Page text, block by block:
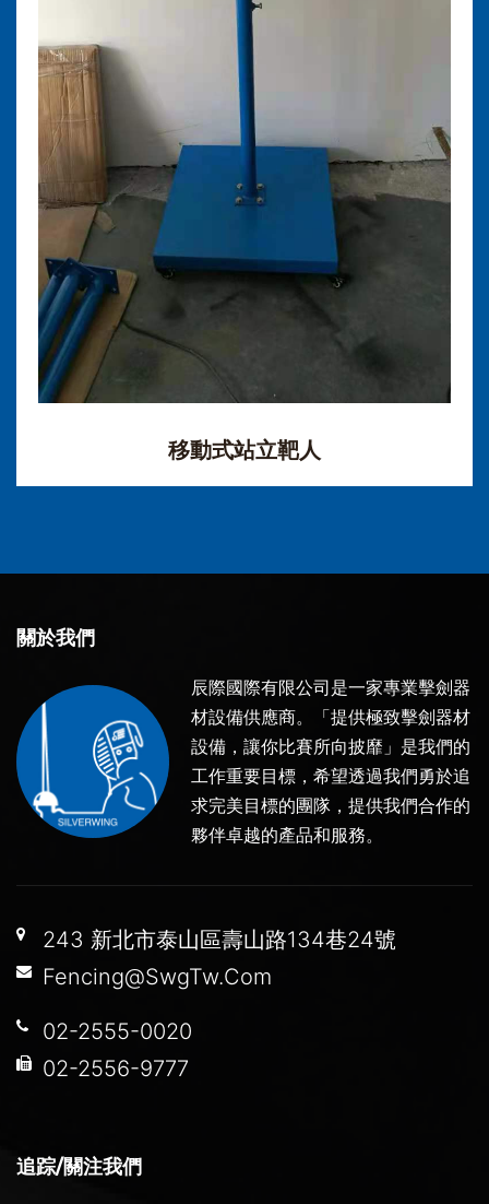
移動式站立靶人
關於我們
辰際國際有限公司是一家專業擊劍器
材設備供應商。「提供極致擊劍器材
設備，讓你比賽所向披靡」是我們的
工作重要目標，希望透過我們勇於追
求完美目標的團隊，提供我們合作的
夥伴卓越的產品和服務。
243 新北市泰山區壽山路134巷24號
Fencing@SwgTw.Com
02-2555-0020
02-2556-9777
追踪/關注我們